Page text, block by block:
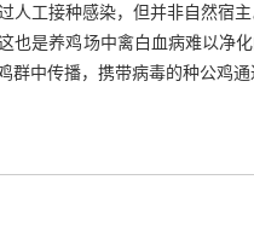
人工接种感染，但并非自然宿
也是养鸡场中禽白血病难以净
群中传播，携带病毒的种公鸡